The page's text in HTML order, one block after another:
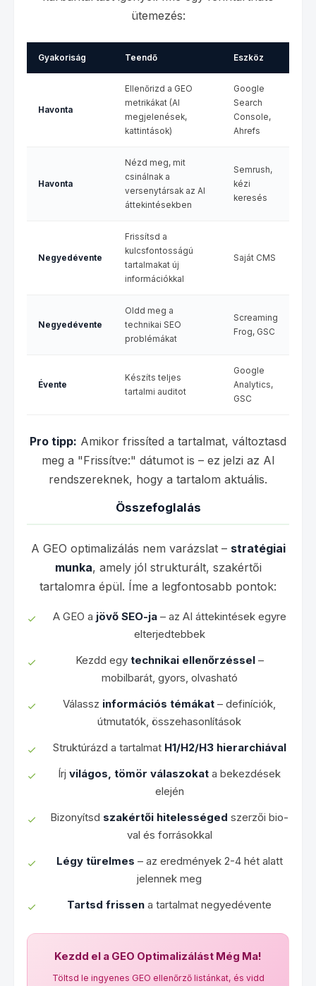
ütemezés:
Gyakoriság Teendő Eszköz
Havonta
Ellenőrizd a GEO
metrikákat (AI
megjelenések,
kattintások)
Google
Search
Console,
Ahrefs
Havonta
Nézd meg, mit
csinálnak a
versenytársak az AI
áttekintésekben
Semrush,
kézi
keresés
Negyedévente
Frissítsd a
kulcsfontosságú
tartalmakat új
információkkal
Saját CMS
Negyedévente
Oldd meg a
technikai SEO
problémákat
Screaming
Frog, GSC
Évente
Készíts teljes
tartalmi auditot
Google
Analytics,
GSC
Pro tipp: Amikor frissíted a tartalmat, változtasd
meg a "Frissítve:" dátumot is – ez jelzi az AI
rendszereknek, hogy a tartalom aktuális.
Összefoglalás
A GEO optimalizálás nem varázslat – stratégiai
munka, amely jól strukturált, szakértői
tartalomra épül. Íme a legfontosabb pontok:
A GEO a jövő SEO-ja– az AI áttekintések egyre
elterjedtebbek
Kezdd egy technikai ellenőrzéssel–
mobilbarát, gyors, olvasható
Válassz információs témákat – definíciók,
útmutatók, összehasonlítások
Struktúrázd a tartalmat H1/H2/H3 hierarchiával
Írj világos, tömör válaszokat a bekezdések
elején
Bizonyítsd szakértői hitelességed szerzői bio-
val és forrásokkal
Légy türelmes – az eredmények 2-4 hét alatt
jelennek meg
Tartsd frissen a tartalmat negyedévente
Kezdd el a GEO Optimalizálást Még Ma!
Töltsd le ingyenes GEO ellenőrző listánkat, és vidd